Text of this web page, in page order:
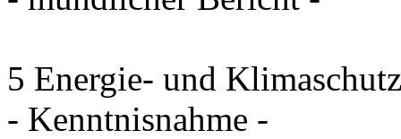
5 Energie- und
- Kenntnisnahme -